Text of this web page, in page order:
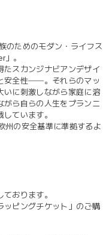
のためのモダン・ライフス
。
たスカンジナビアンデザイ
安全性──。それらのマッ
いに刺激しながら家庭に溶
がら自らの人生をプランニ
ています。
州の安全基準に準拠するよ
おります。
ッピングチケット」のご購